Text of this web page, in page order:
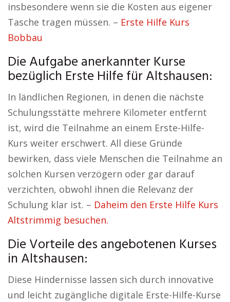
insbesondere wenn sie die Kosten aus eigener
Tasche tragen müssen. – Erste Hilfe Kurs
Bobbau
Die Aufgabe anerkannter Kurse
bezüglich Erste Hilfe für Altshausen:
In ländlichen Regionen, in denen die nächste
Schulungsstätte mehrere Kilometer entfernt
ist, wird die Teilnahme an einem Erste-Hilfe-
Kurs weiter erschwert. All diese Gründe
bewirken, dass viele Menschen die Teilnahme an
solchen Kursen verzögern oder gar darauf
verzichten, obwohl ihnen die Relevanz der
Schulung klar ist. – Daheim den Erste Hilfe Kurs
Altstrimmig besuchen.
Die Vorteile des angebotenen Kurses
in Altshausen:
Diese Hindernisse lassen sich durch innovative
und leicht zugängliche digitale Erste-Hilfe-Kurse